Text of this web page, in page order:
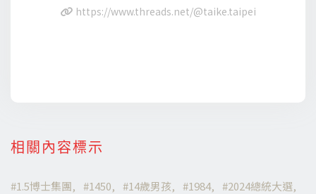
https://www.threads.net/@taike.taipei
相關內容標示
1.5博士集團 1450 14歲男孩 1984
2024總統大選